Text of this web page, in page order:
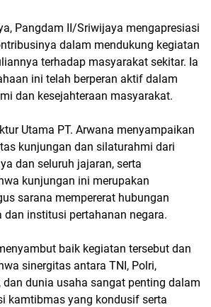
Pangdam II/Sriwijaya mengapresiasi
dalam mendukung kegiatan
terhadap masyarakat sekitar. Ia
ini telah berperan aktif dalam
dan kesejahteraan masyarakat.
Utama PT. Arwana menyampaikan
kunjungan dan silaturahmi dari
dan seluruh jajaran, serta
kunjungan ini merupakan
sarana mempererat hubungan
dan institusi pertahanan negara.
baik kegiatan tersebut dan
sinergitas antara TNI, Polri,
dan dunia usaha sangat penting dalam
kamtibmas yang kondusif serta